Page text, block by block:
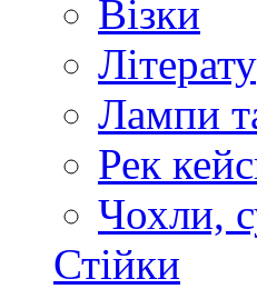
Візки
Лампи
Рек
Чохли,
Стійки